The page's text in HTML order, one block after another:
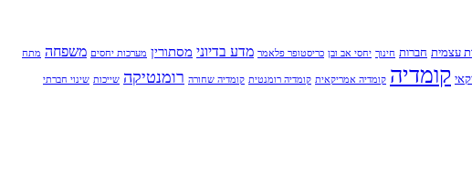
עצמית חברות חינוך יחסי אב ובן כריסטופר פלאמר מדע בדיוני מסתורין מערכות יחסים משפחה מתח
קומדיה קומדיה אמריקאית קומדיה רומנטית קומדיה שחורה רומנטיקה שייכות שינוי חברתי